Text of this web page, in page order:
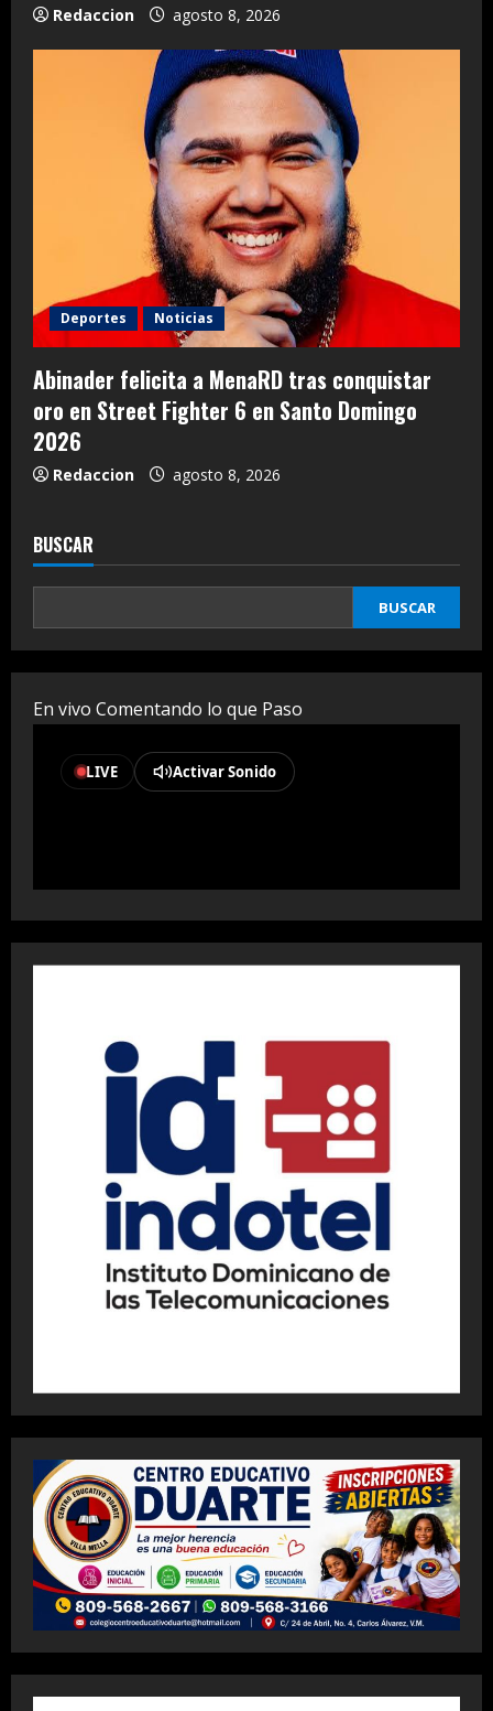
Redaccion agosto 8, 2026
Deportes Noticias
Abinader felicita a MenaRD tras conquistar
oro en Street Fighter 6 en Santo Domingo
2026
Redaccion agosto 8, 2026
BUSCAR
BUSCAR
En vivo Comentando lo que Paso